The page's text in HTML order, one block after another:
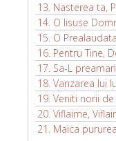
13. Nasterea ta,
14. O Iisuse
15. O Prealaudata
16. Pentru Tine,
17. Sa-L
18. Vanzarea lui
19. Veniti norii
20. Viflaime,
21. Maica